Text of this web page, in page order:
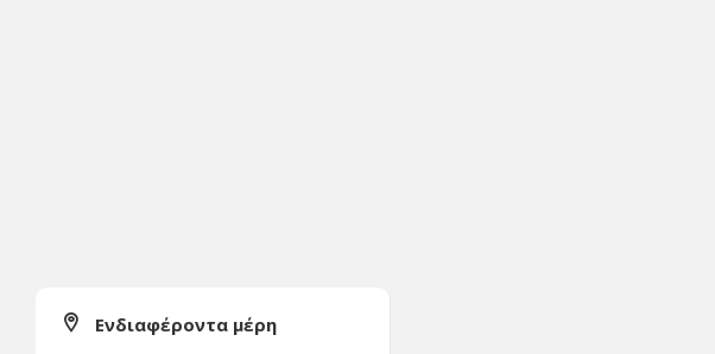
Ενδιαφέροντα μέρη